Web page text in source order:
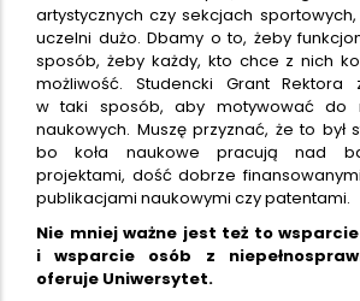
artystycznych czy sekcjach
uczelni dużo. Dbamy o to, żeby
sposób, żeby każdy, kto chce z nich
możliwość. Studencki Grant Rektora
w taki sposób, aby motywować do
naukowych. Muszę przyznać, że to był
bo koła naukowe pracują nad
projektami, dość dobrze
publikacjami naukowymi czy patentami.
Nie mniej ważne jest też to
i wsparcie osób z
oferuje Uniwersytet.